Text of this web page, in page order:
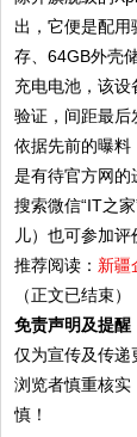
出，它便是配用
存、64GB外壳
充电电池，该
验证，间距最后
依据先前的曝料
是有待官方网的
搜索微信“IT之
儿）也可参加评
推荐阅读： 新疆
（正文已结束）
免责声明及提醒
仅为宣传及传递
浏览者慎重核实
慎！